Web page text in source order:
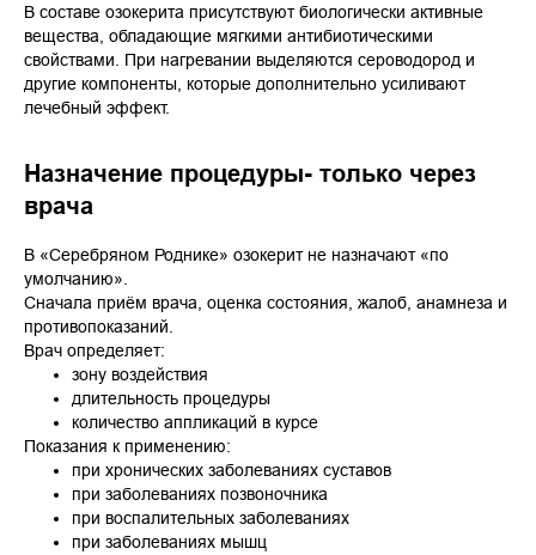
В составе озокерита присутствуют биологически активные
вещества, обладающие мягкими антибиотическими
свойствами. При нагревании выделяются сероводород и
другие компоненты, которые дополнительно усиливают
лечебный эффект.
Назначение процедуры- только через
врача
В «Серебряном Роднике» озокерит не назначают «по
умолчанию».
Сначала приём врача, оценка состояния, жалоб, анамнеза и
противопоказаний.
Врач определяет:
зону воздействия
длительность процедуры
количество аппликаций в курсе
Показания к применению:
при хронических заболеваниях суставов
при заболеваниях позвоночника
при воспалительных заболеваниях
при заболеваниях мышц